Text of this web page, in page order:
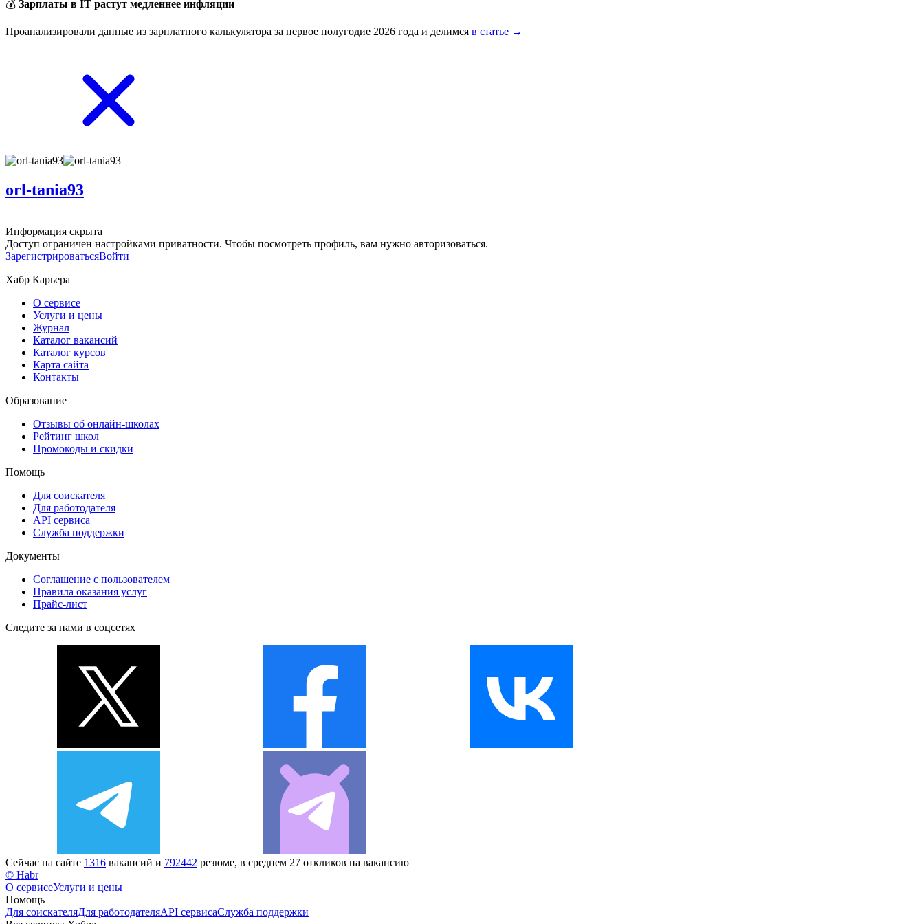
💰 Зарплаты в IT растут медленнее инфляции
Проанализировали данные из зарплатного калькулятора за первое полугодие 2026 года и делимся в статье →
orl-tania93
Информация скрыта
Доступ ограничен настройками приватности. Чтобы посмотреть профиль, вам нужно авторизоваться.
ЗарегистрироватьсяВойти
Хабр Карьера
О сервисе
Услуги и цены
Журнал
Каталог вакансий
Каталог курсов
Карта сайта
Контакты
Образование
Отзывы об онлайн-школах
Рейтинг школ
Промокоды и скидки
Помощь
Для соискателя
Для работодателя
API сервиса
Служба поддержки
Документы
Соглашение с пользователем
Правила оказания услуг
Прайс-лист
Следите за нами в соцсетях
Сейчас на сайте 1316 вакансий и 792442 резюме, в среднем 27 откликов на вакансию
© Habr
О сервисеУслуги и цены
Помощь
Для соискателяДля работодателяAPI сервисаСлужба поддержки